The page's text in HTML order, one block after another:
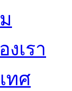
เรา
ทศ